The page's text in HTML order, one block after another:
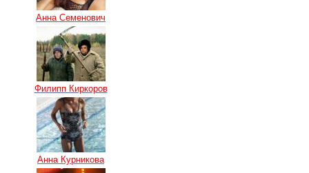
Анна Семенович
Филипп Киркоров
Анна Курникова